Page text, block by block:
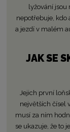
lyžování jsou
nepotřebuje, kdo
a jezdí v malém
JAK SE
Jejich první
největších čísel
musí za ním
se ukazuje, že to